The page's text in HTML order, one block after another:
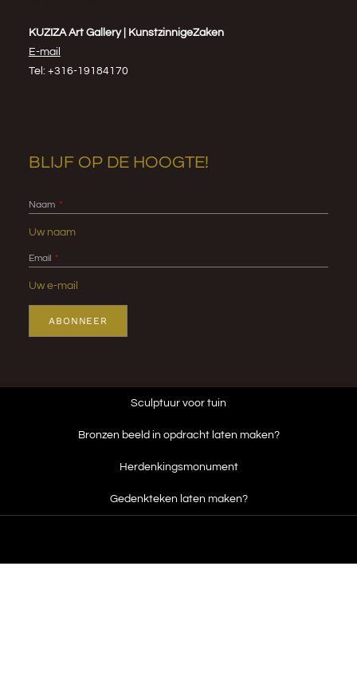
KUZIZA Art Gallery | KunstzinnigeZaken
E-mail
Tel: +316-19184170
BLIJF OP DE HOOGTE!
Naam
Email
ABONNEER
Sculptuur voor tuin
Bronzen beeld in opdracht laten maken?
Herdenkingsmonument
Gedenkteken laten maken?